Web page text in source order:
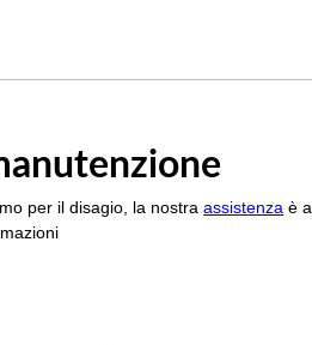
per il disagio, la nostraassistenza è a